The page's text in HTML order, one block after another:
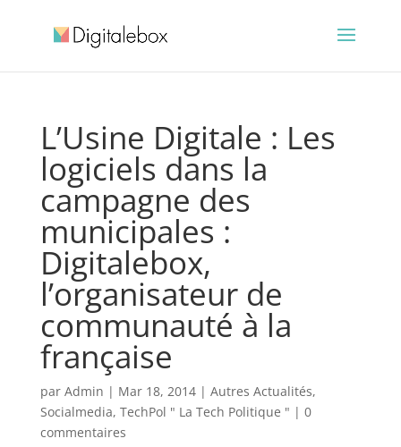
L’Usine Digitale : Les
logiciels dans la
campagne des
municipales :
Digitalebox,
l’organisateur de
communauté à la
française
par Admin | Mar 18, 2014| Autres Actualités,
Socialmedia, TechPol " La Tech Politique " | 0
commentaires